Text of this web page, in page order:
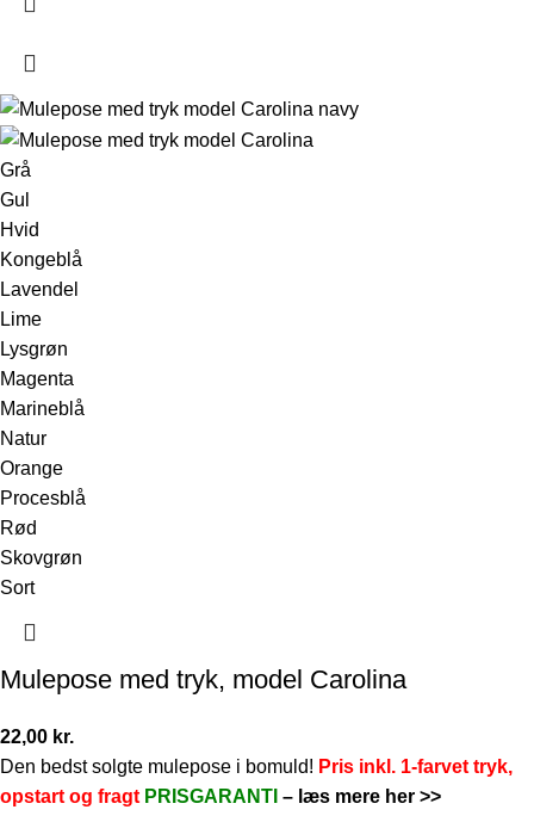
Grå
Gul
Hvid
Kongeblå
Lavendel
Lime
Lysgrøn
Magenta
Marineblå
Natur
Orange
Procesblå
Rød
Skovgrøn
Sort
Mulepose med tryk, model Carolina
22,00 kr.
Den bedst solgte mulepose i bomuld! Pris inkl. 1-farvet tryk,
opstart og fragt PRISGARANTI – læs mere her >>